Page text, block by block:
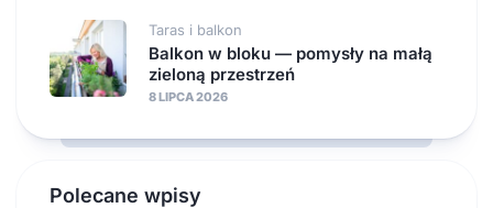
Taras i balkon
Balkon w bloku — pomysły na małą
zieloną przestrzeń
8 LIPCA 2026
Polecane wpisy